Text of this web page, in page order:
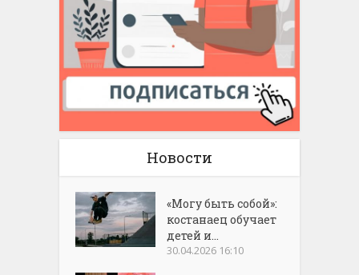
Новости
«Могу быть собой»:
костанаец обучает
детей и...
30.04.2026 16:10